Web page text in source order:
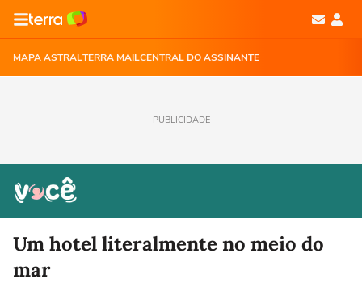
MAPA ASTRALTERRA MAILCENTRAL DO ASSINANTE
PUBLICIDADE
Um hotel literalmente no meio do
mar